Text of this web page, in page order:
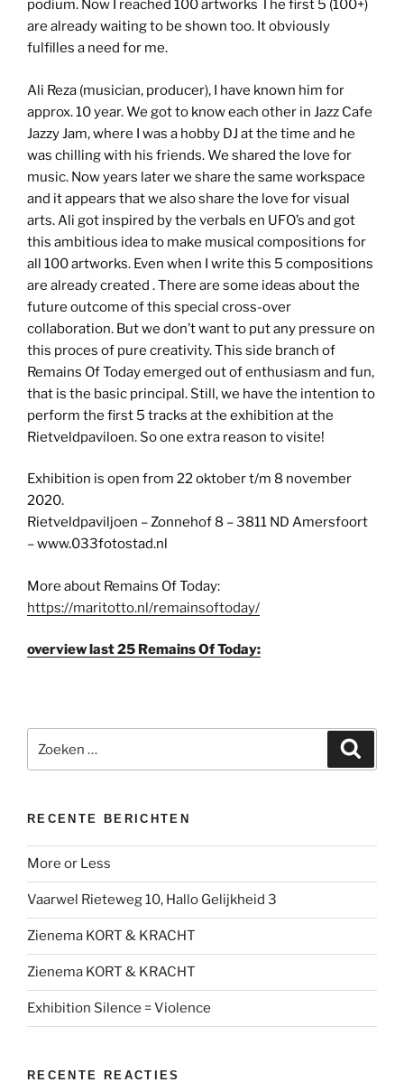
podium. Now I reached 100 artworks The first 5 (100+)
are already waiting to be shown too. It obviously
fulfilles a need for me.
Ali Reza (musician, producer), I have known him for
approx. 10 year. We got to know each other in Jazz Cafe
Jazzy Jam, where I was a hobby DJ at the time and he
was chilling with his friends. We shared the love for
music. Now years later we share the same workspace
and it appears that we also share the love for visual
arts. Ali got inspired by the verbals en UFO’s and got
this ambitious idea to make musical compositions for
all 100 artworks. Even when I write this 5 compositions
are already created . There are some ideas about the
future outcome of this special cross-over
collaboration. But we don’t want to put any pressure on
this proces of pure creativity. This side branch of
Remains Of Today emerged out of enthusiasm and fun,
that is the basic principal. Still, we have the intention to
perform the first 5 tracks at the exhibition at the
Rietveldpaviloen. So one extra reason to visite!
Exhibition is open from 22 oktober t/m 8 november
2020.
Rietveldpaviljoen – Zonnehof 8 – 3811 ND Amersfoort
– www.033fotostad.nl
More about Remains Of Today:
https://maritotto.nl/remainsoftoday/
overview last 25 Remains Of Today:
naar:
RECENTE BERICHTEN
More or Less
Vaarwel Rieteweg 10, Hallo Gelijkheid 3
Zienema KORT & KRACHT
Zienema KORT & KRACHT
Exhibition Silence = Violence
RECENTE REACTIES